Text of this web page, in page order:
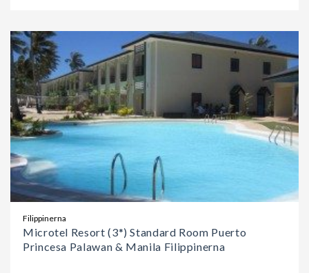
Filippinerna
Microtel Resort (3*) Standard Room Puerto
Princesa Palawan & Manila Filippinerna